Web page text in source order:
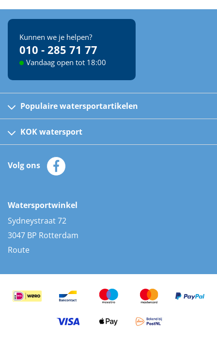
Kunnen we je helpen?
010 - 285 71 77
Vandaag open tot 18:00
Populaire watersportartikelen
Kinder reddingsvesten
Automatische reddingsvesten
Zeilkleding
Zonnepanelen
AIS transponders
Stootwillen en fenders
Bootkussens
Zwemtrappen
KOK watersport
Klantenservice
Merken
Volg ons
Watersportwinkel
Sydneystraat 72
3047 BP Rotterdam
Route